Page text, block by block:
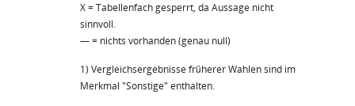
X = Tabellenfach gesperrt, da Aussage nicht
sinnvoll.
— = nichts vorhanden (genau null)
1) Vergleichsergebnisse früherer Wahlen sind im
Merkmal "Sonstige" enthalten.